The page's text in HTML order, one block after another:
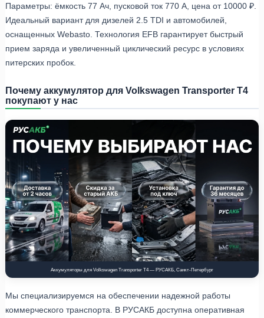
Параметры: ёмкость 77 Ач, пусковой ток 770 А, цена от 10000 ₽.
Идеальный вариант для дизелей 2.5 TDI и автомобилей,
оснащенных Webasto. Технология EFB гарантирует быстрый
прием заряда и увеличенный циклический ресурс в условиях
питерских пробок.
Почему аккумулятор для Volkswagen Transporter T4
покупают у нас
Аккумуляторы для Volkswagen Transporter T4 — РУСАКБ, Санкт-Петербург
Мы специализируемся на обеспечении надежной работы
коммерческого транспорта. В РУСАКБ доступна оперативная